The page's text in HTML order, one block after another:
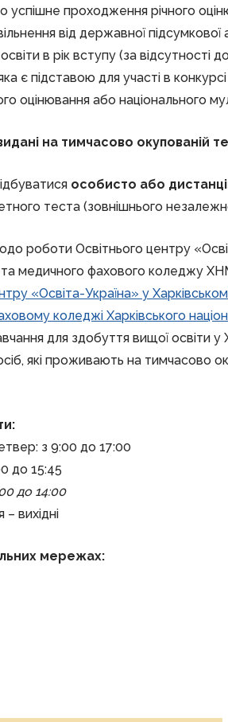
успішне проходження річного
від державної
в рік вступу (за
є підставою для участі в
оцінювання або національного
на тимчасово окупованій
особисто або
теста (зовнішнього
роботи Освітнього центру
та медичного фахового коледжу
«Освіта-Україна» у
коледжі Харківського
для здобуття вищої освіти
які проживають на тимчасово
з 9:00 до 17:00
до 15:45
до 14:00
вихідні
мережах: